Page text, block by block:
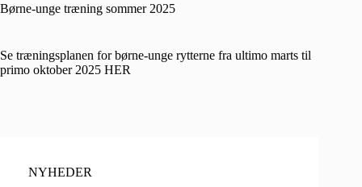
Børne-unge træning sommer 2025
Se træningsplanen for børne-unge rytterne fra ultimo marts til
primo oktober 2025 HER
NYHEDER